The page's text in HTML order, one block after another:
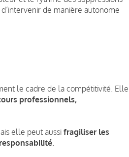
de manière autonome
le cadre de la compétitivité. Elle
professionnels,
elle peut aussi fragiliser les